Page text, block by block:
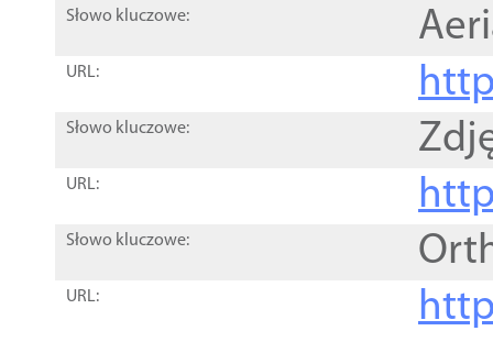
Słowo kluczowe:
URL:
Słowo kluczowe:
URL:
Słowo kluczowe:
URL: